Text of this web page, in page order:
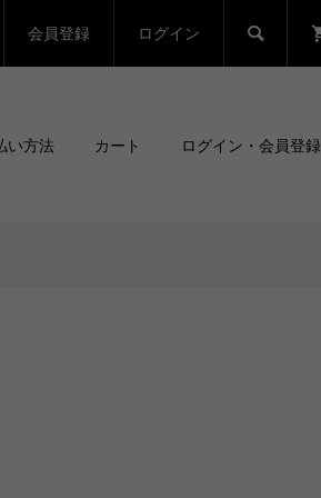
会員登録 ログイン 
い方法 カート ログイン・会員登録